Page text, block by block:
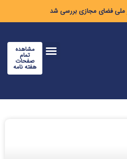
ملی فضای مجازی بررسی شد
مشاهده
تمام
صفحات
هفته نامه